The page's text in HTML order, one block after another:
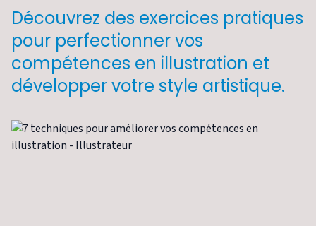
Découvrez des exercices pratiques
pour perfectionner vos
compétences en illustration et
développer votre style artistique.